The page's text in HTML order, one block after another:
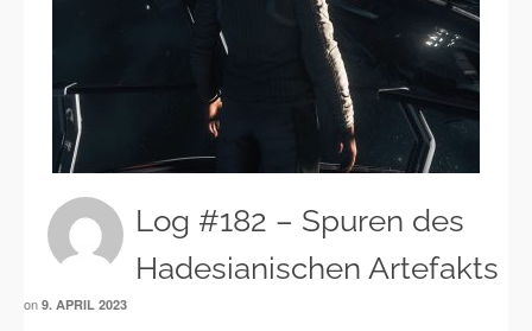
Log #182 – Spuren des
Hadesianischen Artefakts
on 9. APRIL 2023